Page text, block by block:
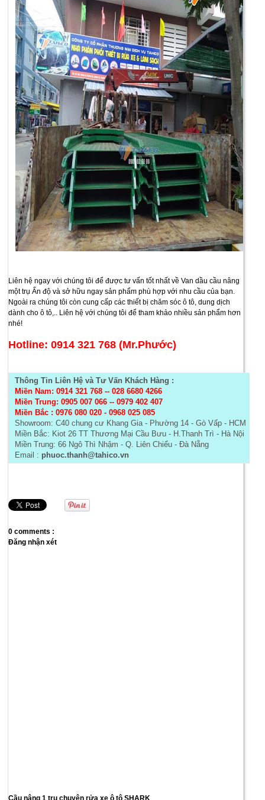
Liên hệ ngay với chúng tôi để được tư vấn tốt nhất về Van dầu cầu nâng
một trụ Ấn độ và sở hữu ngay sản phẩm phù hợp với nhu cầu của bạn.
Ngoài ra chúng tôi còn cung cấp các thiết bị chăm sóc ô tô, dung dịch
dành cho ô tô,.. Liên hệ với chúng tôi để tham khảo nhiều sản phẩm hơn
nhé!
Hotline: 0914 321 768 (Mr.Phước)
Thông Tin Liên Hệ và Tư Vấn Khách Hàng :
Miền Nam: 0914 321 768 --028 6680 4266
Miền Trung: 0905 007 066 -- 0979 402 407
Miền Bắc :0976 080 020 - 0968 025 085
Showroom: C40 chung cư Khang Gia - Phường 14 - Gò Vấp - HCM
Miền Bắc: Kiot 26 TT Thương Mại Cầu Bưu - H.Thanh Trì - Hà Nội
Miền Trung: 66 Ngô Thì Nhậm - Q. Liên Chiểu - Đà Nẵng
Email : phuoc.thanh@tahico.vn
0 comments :
Đăng nhận xét